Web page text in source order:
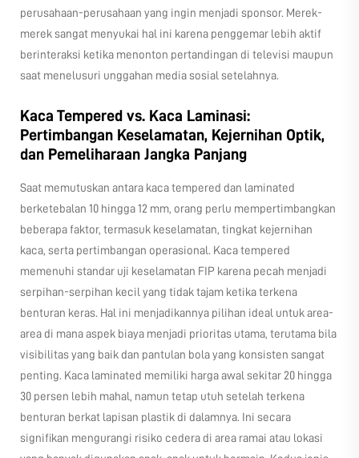
perusahaan-perusahaan yang ingin menjadi sponsor. Merek-
merek sangat menyukai hal ini karena penggemar lebih aktif
berinteraksi ketika menonton pertandingan di televisi maupun
saat menelusuri unggahan media sosial setelahnya.
Kaca Tempered vs. Kaca Laminasi:
Pertimbangan Keselamatan, Kejernihan Optik,
dan Pemeliharaan Jangka Panjang
Saat memutuskan antara kaca tempered dan laminated
berketebalan 10 hingga 12 mm, orang perlu mempertimbangkan
beberapa faktor, termasuk keselamatan, tingkat kejernihan
kaca, serta pertimbangan operasional. Kaca tempered
memenuhi standar uji keselamatan FIP karena pecah menjadi
serpihan-serpihan kecil yang tidak tajam ketika terkena
benturan keras. Hal ini menjadikannya pilihan ideal untuk area-
area di mana aspek biaya menjadi prioritas utama, terutama bila
visibilitas yang baik dan pantulan bola yang konsisten sangat
penting. Kaca laminated memiliki harga awal sekitar 20 hingga
30 persen lebih mahal, namun tetap utuh setelah terkena
benturan berkat lapisan plastik di dalamnya. Ini secara
signifikan mengurangi risiko cedera di area ramai atau lokasi